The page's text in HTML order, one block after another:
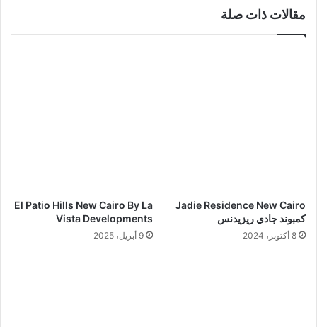
مقالات ذات صلة
Jadie Residence New Cairo
كمبوند جادي ريزيدنس
8 أكتوبر، 2024
El Patio Hills New Cairo By La
Vista Developments
9 أبريل، 2025